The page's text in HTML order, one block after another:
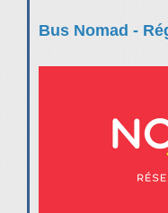
Bus Nomad -